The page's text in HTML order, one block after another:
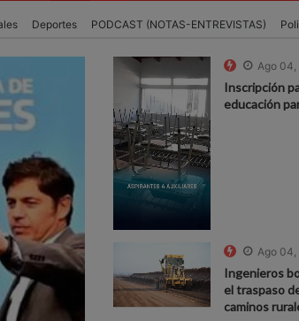
Deportes PODCAST (NOTAS-ENTREVISTAS)
Ago 04,
Inscripción
educación
Ago 04,
Ingenieros
el traspaso
caminos